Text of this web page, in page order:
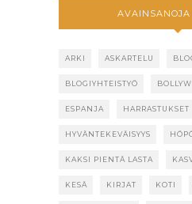
ARKI ASKARTELU
BLOGIYHTEISTYÖ
ESPANJA HARRASTUKSET
HYVÄNTEKEVÄISYYS
KAKSI PIENTÄ LASTA
KESÄ KIRJAT KOTI